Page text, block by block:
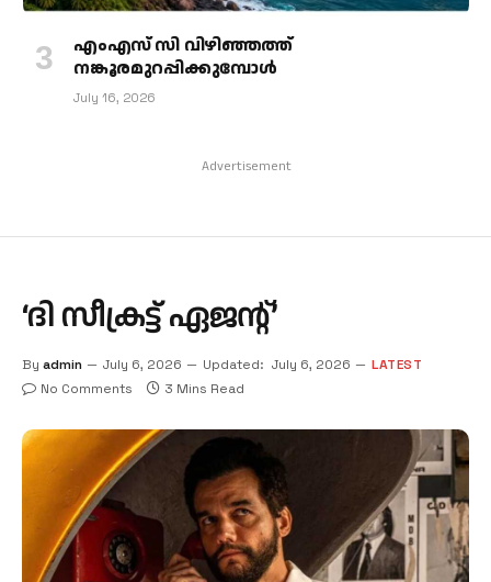
എംഎസ് സി വിഴിഞ്ഞത്ത്
നങ്കൂരമുറപ്പിക്കുമ്പോള്‍
July 16, 2026
Advertisement
‘ദി സീക്രട്ട് ഏജന്റ്’
By admin July 6, 2026 Updated: July 6, 2026
LATEST
No Comments
3 Mins Read